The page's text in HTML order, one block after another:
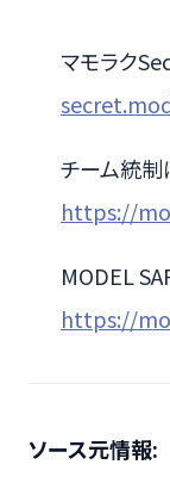
マモラク
チーム統
https://
MODEL
https://
ソース元情報: